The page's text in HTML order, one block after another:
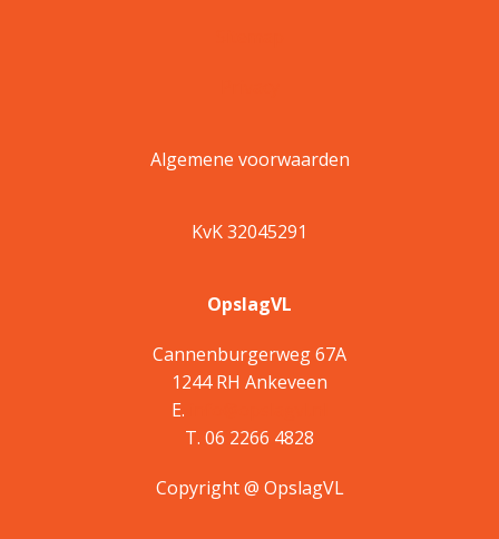
Algemene voorwaarden
KvK 32045291
Copyright @ OpslagVL
OpslagVL
Cannenburgerweg 67A
1244 RH Ankeveen
E.
T. 06 2266 4828